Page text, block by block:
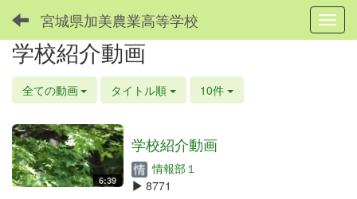
宮城県加美農業高等学校
学校紹介動画
全ての動画 タイトル順 10件
6:39
学校紹介動画
情報部１
8771